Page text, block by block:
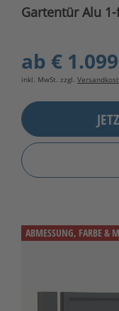
Gartentür Alu
ab €
inkl. MwSt. zzgl.
ABMESSUNG, FARBE &